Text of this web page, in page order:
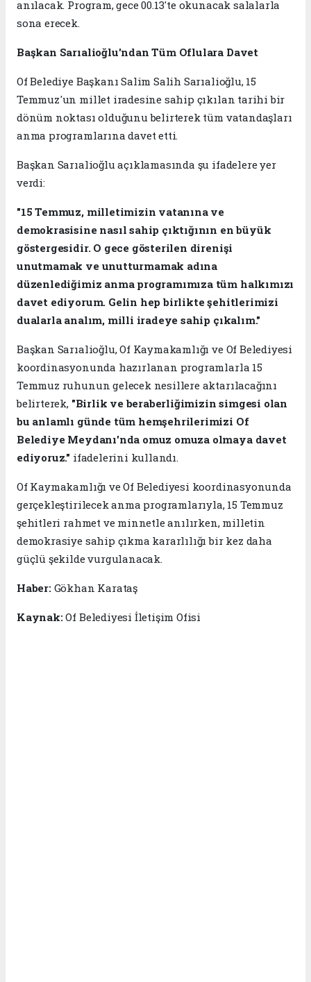
anılacak. Program, gece 00.13'te okunacak salalarla
sona erecek.
Başkan Sarıalioğlu'ndan Tüm Oflulara Davet
Of Belediye Başkanı Salim Salih Sarıalioğlu, 15
Temmuz'un millet iradesine sahip çıkılan tarihi bir
dönüm noktası olduğunu belirterek tüm vatandaşları
anma programlarına davet etti.
Başkan Sarıalioğlu açıklamasında şu ifadelere yer
verdi:
"15 Temmuz, milletimizin vatanına ve
demokrasisine nasıl sahip çıktığının en büyük
göstergesidir. O gece gösterilen direnişi
unutmamak ve unutturmamak adına
düzenlediğimiz anma programımıza tüm halkımızı
davet ediyorum. Gelin hep birlikte şehitlerimizi
dualarla analım, milli iradeye sahip çıkalım."
Başkan Sarıalioğlu, Of Kaymakamlığı ve Of Belediyesi
koordinasyonunda hazırlanan programlarla 15
Temmuz ruhunun gelecek nesillere aktarılacağını
belirterek, "Birlik ve beraberliğimizin simgesi olan
bu anlamlı günde tüm hemşehrilerimizi Of
Belediye Meydanı'nda omuz omuza olmaya davet
ediyoruz." ifadelerini kullandı.
Of Kaymakamlığı ve Of Belediyesi koordinasyonunda
gerçekleştirilecek anma programlarıyla, 15 Temmuz
şehitleri rahmet ve minnetle anılırken, milletin
demokrasiye sahip çıkma kararlılığı bir kez daha
güçlü şekilde vurgulanacak.
Haber: Gökhan Karataş
Kaynak:Of Belediyesi İletişim Ofisi